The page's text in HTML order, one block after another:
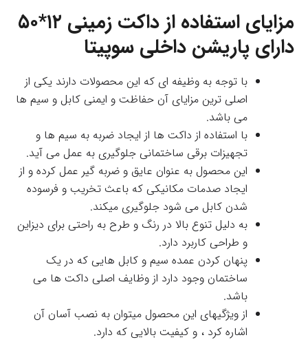
مزایای استفاده از داکت زمینی ۱۲*۵۰
دارای پاریشن داخلی سوپیتا
با توجه به وظیفه ای که این محصولات دارند یکی از
اصلی ترین مزایای آن حفاظت و ایمنی کابل و سیم ها
می باشد.
با استفاده از داکت ها از ایجاد ضربه به سیم ها و
تجهیزات برقی ساختمانی جلوگیری به عمل می آید.
این محصول به عنوان عایق و ضربه گیر عمل کرده و از
ایجاد صدمات مکانیکی که باعث تخریب و فرسوده
شدن کابل می شود جلوگیری میکند.
به دلیل تنوع بالا در رنگ و طرح به راحتی برای دیزاین
و طراحی کاربرد دارد.
پنهان کردن عمده سیم و کابل هایی که در یک
ساختمان وجود دارد از وظایف اصلی داکت ها می
باشد.
از ویژگیهای این محصول میتوان به نصب آسان آن
اشاره کرد ، و کیفیت بالایی که دارد.